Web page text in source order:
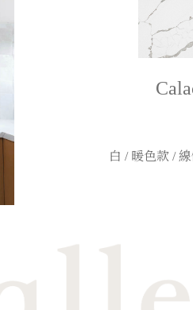
白 / 暖色款 /